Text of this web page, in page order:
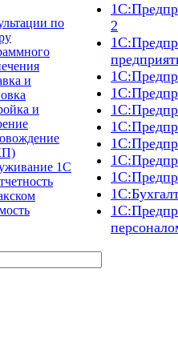
по
и
и
1С
2